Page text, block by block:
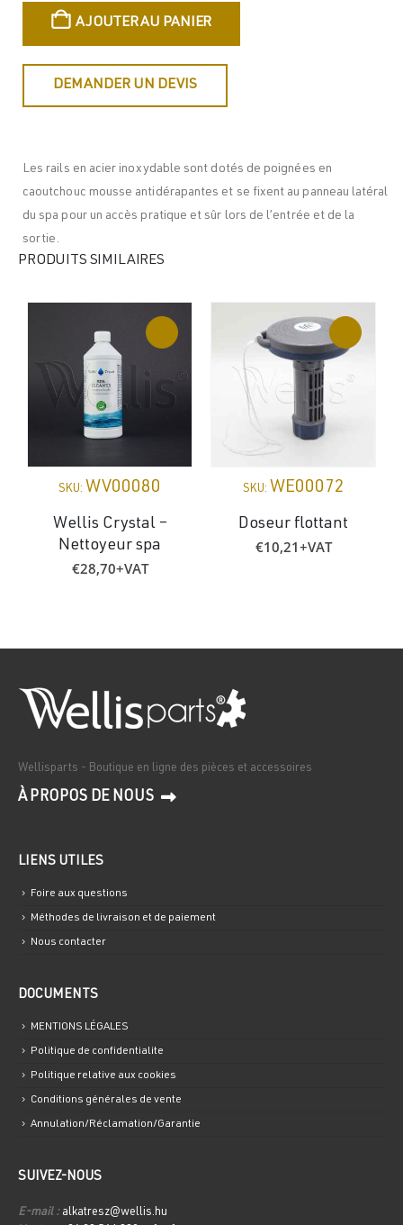
AJOUTER AU PANIER
DEMANDER UN DEVIS
Les rails en acier inoxydable sont dotés de poignées en
caoutchouc mousse antidérapantes et se fixent au panneau latéral
du spa pour un accès pratique et sûr lors de l’entrée et de la
sortie.
PRODUITS SIMILAIRES
SKU: WV00080
Wellis Crystal –
Nettoyeur spa
€28,70+VAT
SKU: WE00072
Doseur flottant
€10,21+VAT
Wellisparts - Boutique en ligne des pièces et accessoires
À PROPOS DE NOUS
LIENS UTILES
Foire aux questions
Méthodes de livraison et de paiement
Nous contacter
DOCUMENTS
MENTIONS LÉGALES
Politique de confidentialite
Politique relative aux cookies
Conditions générales de vente
Annulation/Réclamation/Garantie
SUIVEZ-NOUS
E-mail : alkatresz@wellis.hu